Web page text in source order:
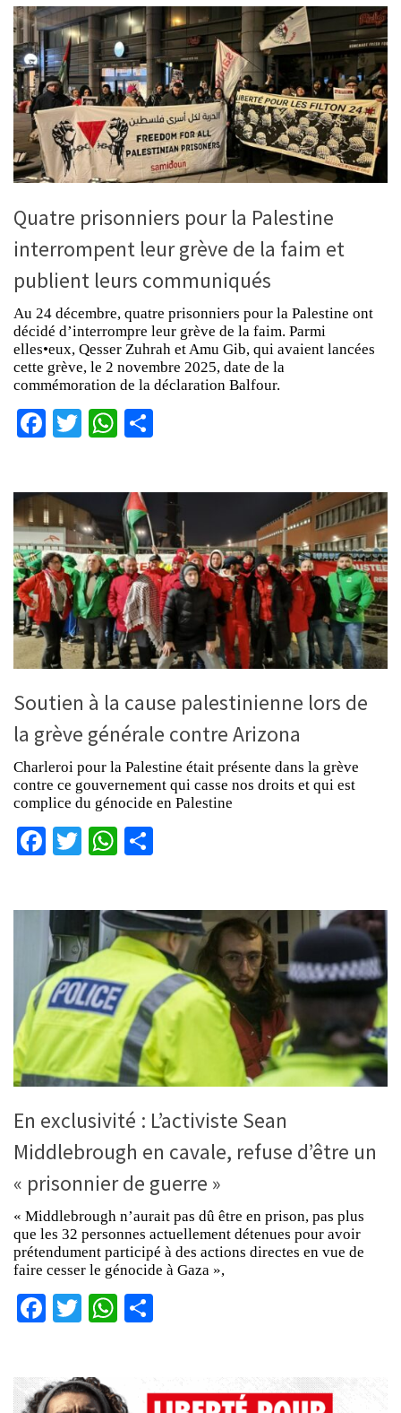
Quatre prisonniers pour la Palestine
interrompent leur grève de la faim et
publient leurs communiqués
Au 24 décembre, quatre prisonniers pour la Palestine ont
décidé d’interrompre leur grève de la faim. Parmi
elles•eux, Qesser Zuhrah et Amu Gib, qui avaient lancées
cette grève, le 2 novembre 2025, date de la
commémoration de la déclaration Balfour.
Facebook
TwitterWhatsApp
Soutien à la cause palestinienne lors de
la grève générale contre Arizona
Charleroi pour la Palestine était présente dans la grève
contre ce gouvernement qui casse nos droits et qui est
complice du génocide en Palestine
Facebook
TwitterWhatsApp
En exclusivité : L’activiste Sean
Middlebrough en cavale, refuse d’être un
« prisonnier de guerre »
« Middlebrough n’aurait pas dû être en prison, pas plus
que les 32 personnes actuellement détenues pour avoir
prétendument participé à des actions directes en vue de
faire cesser le génocide à Gaza »,
Facebook
TwitterWhatsApp